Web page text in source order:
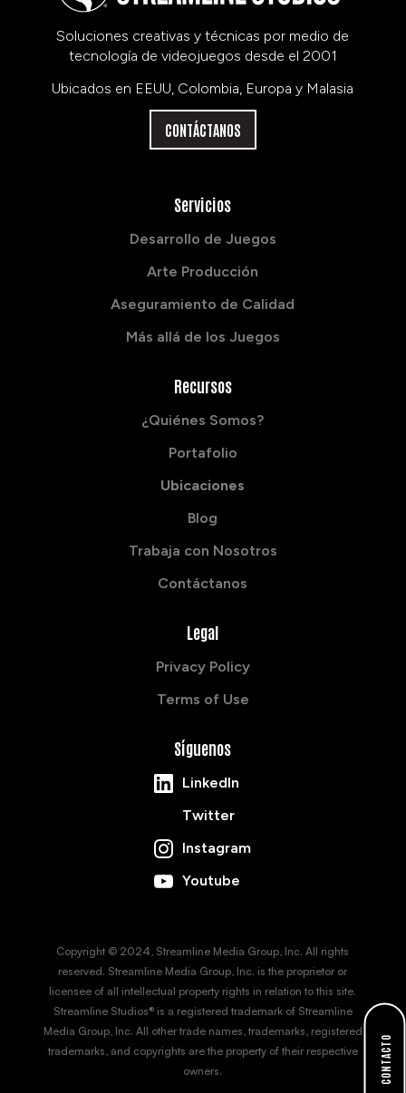
CONTACTO
Soluciones creativas y técnicas por medio de
tecnología de videojuegos desde el 2001
Ubicados en EEUU, Colombia, Europa y Malasia
CONTÁCTANOS
Servicios
Desarrollo de Juegos
Arte Producción
Aseguramiento de Calidad
Más allá de los Juegos
Recursos
¿Quiénes Somos?
Portafolio
Ubicaciones
Blog
Trabaja con Nosotros
Contáctanos
Legal
Privacy Policy
Terms of Use
Síguenos
LinkedIn
Twitter
Instagram
Youtube
Copyright © 2024, Streamline Media Group, Inc. All rights
reserved. Streamline Media Group, Inc. is the proprietor or
licensee of all intellectual property rights in relation to this site.
Streamline Studios® is a registered trademark of Streamline
Media Group, Inc. All other trade names, trademarks, registered
trademarks, and copyrights are the property of their respective
owners.